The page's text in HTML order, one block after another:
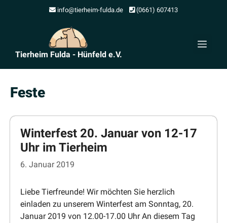
info@tierheim-fulda.de (0661) 607413
Tierheim Fulda - Hünfeld e.V.
Feste
Winterfest 20. Januar von 12-17
Uhr im Tierheim
6. Januar 2019
Liebe Tierfreunde! Wir möchten Sie herzlich
einladen zu unserem Winterfest am Sonntag, 20.
Januar 2019 von 12.00-17.00 Uhr An diesem Tag